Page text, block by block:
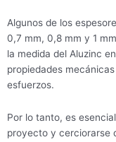
Algunos de los
0,7 mm, 0,8 mm y 1
la medida del Aluzinc
propiedades
esfuerzos.
Por lo tanto, es
proyecto y cerciorarse